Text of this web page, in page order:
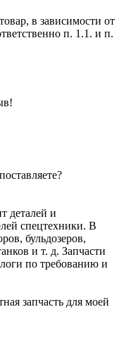
в зависимости от
п. 1.1. и п.
деталей и
спецтехники. В
бульдозеров,
и т. д. Запчасти
по требованию и
запчасть для моей